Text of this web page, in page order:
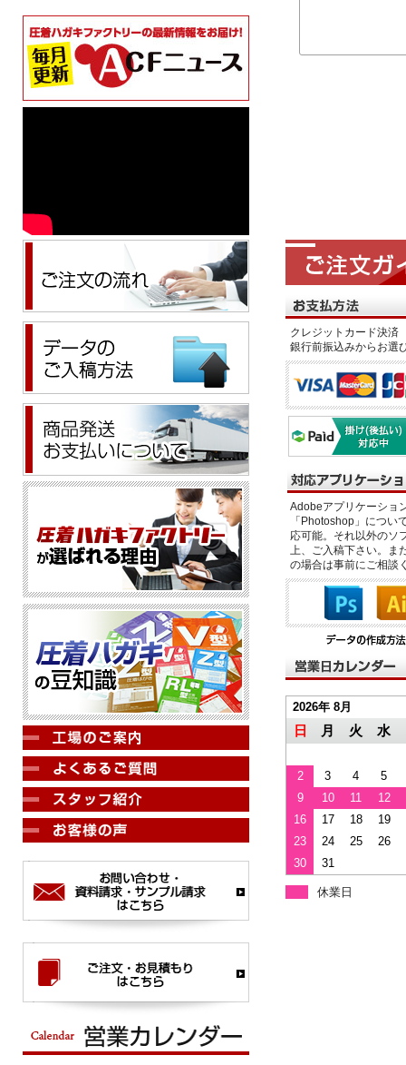
クレジットカード決
銀行前振込みからお選
Adobeアプリケーショ
「Photoshop」につい
応可能。それ以外のソ
上、ご入稿下さい。ま
の場合は事前にご相談
2026年 8月
日 月 火 水
2 3 4
5
9
10 11
12
16
17 18
19
23
24 25
26
30
31
休業日